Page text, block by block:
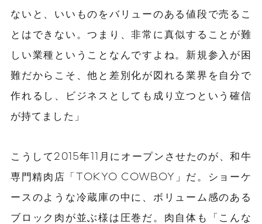
ないと、いいものをバリューのある値段で売るこ
とはできない。つまり、非常に真似することが難
しい業種ということなんですよね。新規参入が困
難だからこそ、他と差別化が図れる業界を自分で
作れるし、ビジネスとしても成り立つという確信
が持てました」
こうして2015年11月にオープンさせたのが、和牛
専門精肉店「TOKYO COWBOY」だ。ショーケ
ースのような冷蔵庫の中に、ボリューム感のある
ブロック肉が並ぶ様は圧巻だ。肉自体も「こんな